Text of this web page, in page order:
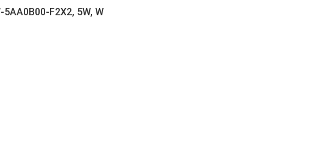
F2X2, 5W, W